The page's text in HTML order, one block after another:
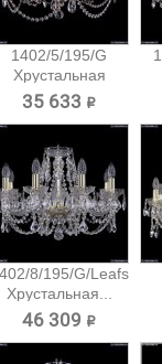
1402/5/195/G
Хрустальная
подвесная...
35 633 ₽
8/195/G/Leafs
Хрустальная...
46 309 ₽